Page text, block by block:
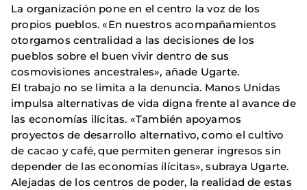
La organización pone en el centro la voz de los
propios pueblos. «En nuestros acompañamientos
otorgamos centralidad a las decisiones de los
pueblos sobre el buen vivir dentro de sus
cosmovisiones ancestrales», añade Ugarte.
El trabajo no se limita a la denuncia. Manos Unidas
impulsa alternativas de vida digna frente al avance de
las economías ilícitas. «También apoyamos
proyectos de desarrollo alternativo, como el cultivo
de cacao y café, que permiten generar ingresos sin
depender de las economías ilícitas», subraya Ugarte.
Alejadas de los centros de poder, la realidad de estas